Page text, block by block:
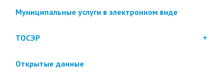
Муниципальные услуги в электронном виде
ТОСЭР
Открытые данные